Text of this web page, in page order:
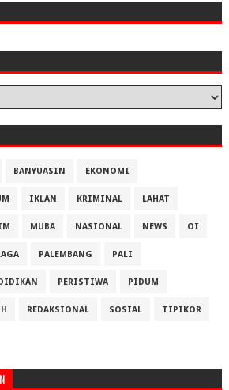
BANYUASIN EKONOMI
IKLAN KRIMINAL LAHAT
MUBA NASIONAL NEWS OI
PALEMBANG PALI
PERISTIWA PIDUM
REDAKSIONAL SOSIAL TIPIKOR